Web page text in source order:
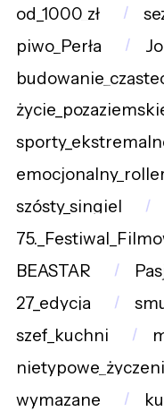
od_1000_zł
piwo_Perła
szósty_singiel
BEASTAR
27_edycja
szef_kuchni
wymazane